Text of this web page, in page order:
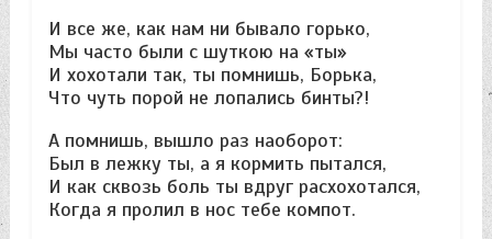
И все же, как нам ни бывало горько,
Мы часто были с шуткою на «ты»
И хохотали так, ты помнишь, Борька,
Что чуть порой не лопались бинты?!
А помнишь, вышло раз наоборот:
Был в лежку ты, а я кормить пытался,
И как сквозь боль ты вдруг расхохотался,
Когда я пролил в нос тебе компот.